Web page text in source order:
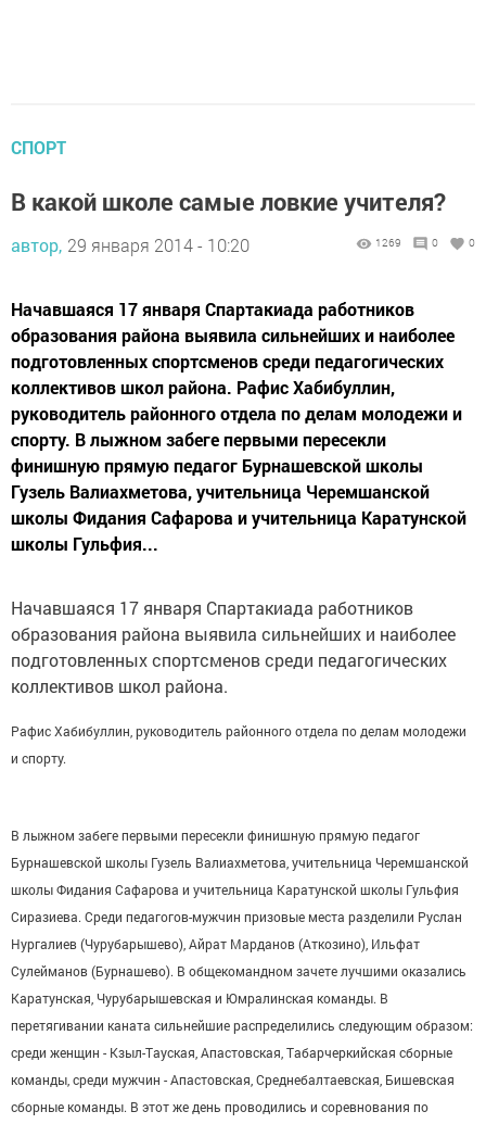
СПОРТ
В какой школе самые ловкие учителя?
автор, 29 января 2014 - 10:20 1269 0 0
Начавшаяся 17 января Спартакиада работников
образования района выявила сильнейших и наиболее
подготовленных спортсменов среди педагогических
коллективов школ района. Рафис Хабибуллин,
руководитель районного отдела по делам молодежи и
спорту. В лыжном забеге первыми пересекли
финишную прямую педагог Бурнашевской школы
Гузель Валиахметова, учительница Черемшанской
школы Фидания Сафарова и учительница Каратунской
школы Гульфия...
Начавшаяся 17 января Спартакиада работников
образования района выявила сильнейших и наиболее
подготовленных спортсменов среди педагогических
коллективов школ района.
Рафис Хабибуллин, руководитель районного отдела по делам молодежи
и спорту.
В лыжном забеге первыми пересекли финишную прямую педагог
Бурнашевской школы Гузель Валиахметова, учительница Черемшанской
школы Фидания Сафарова и учительница Каратунской школы Гульфия
Сиразиева. Среди педагогов-мужчин призовые места разделили Руслан
Нургалиев (Чурубарышево), Айрат Марданов (Аткозино), Ильфат
Сулейманов (Бурнашево). В общекомандном зачете лучшими оказались
Каратунская, Чурубарышевская и Юмралинская команды. В
перетягивании каната сильнейшие распределились следующим образом:
среди женщин - Кзыл-Тауская, Апастовская, Табарчеркийская сборные
команды, среди мужчин - Апастовская, Среднебалтаевская, Бишевская
сборные команды. В этот же день проводились и соревнования по